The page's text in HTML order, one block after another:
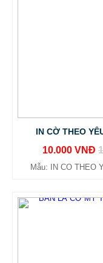
IN CỜ THEO
10.000 VNĐ
Mẫu: IN CO THEO